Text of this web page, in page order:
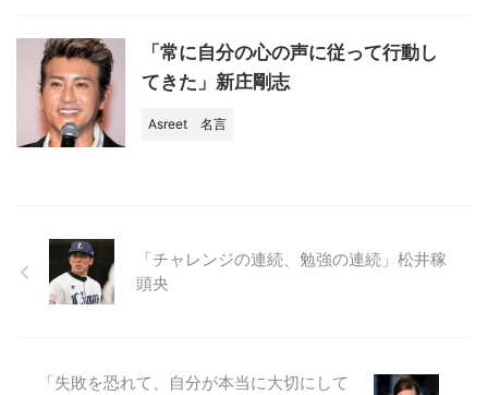
「常に自分の心の声に従って行動し
てきた」新庄剛志
Asreet 名言
「チャレンジの連続、勉強の連続」松井稼
頭央
「失敗を恐れて、自分が本当に大切にして